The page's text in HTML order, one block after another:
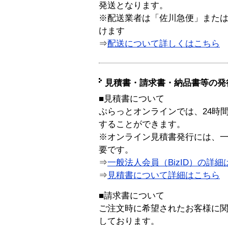
発送となります。
※配送業者は「佐川急便」また
けます
⇒配送について詳しくはこちら
見積書・請求書・納品書等の
■見積書について
ぷらっとオンラインでは、24時
することができます。
※オンライン見積書発行には、
要です。
⇒一般法人会員（BizID）の詳細
⇒ 見積書について詳細はこちら
■請求書について
ご注文時に希望されたお客様に
しております。